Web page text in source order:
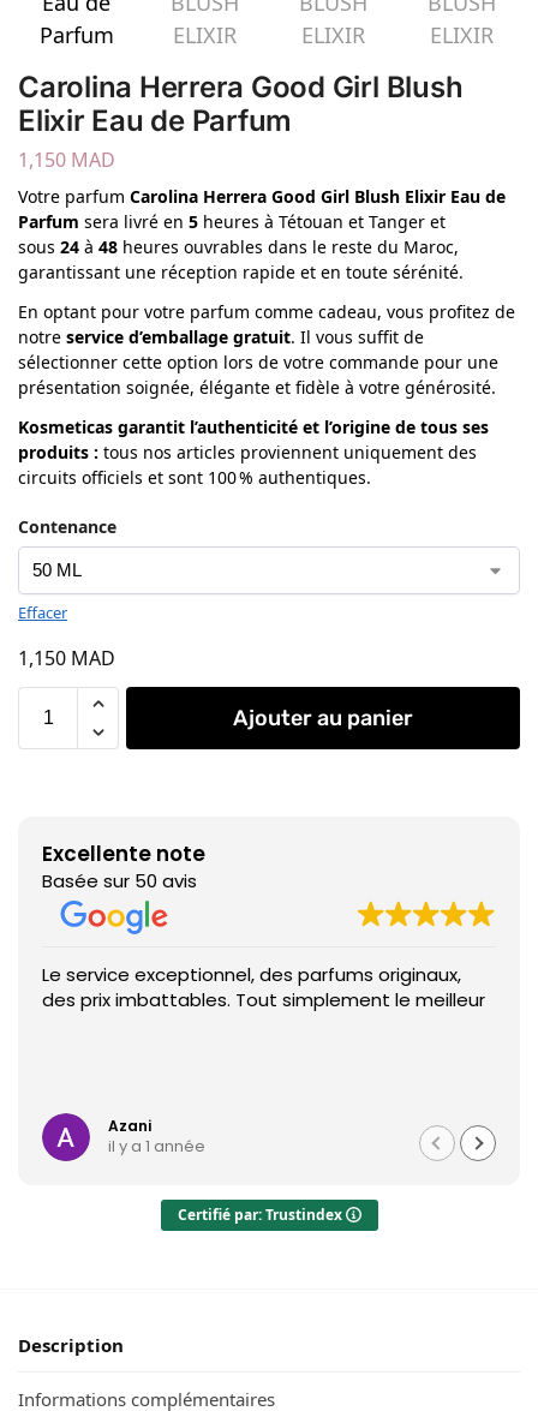
Carolina Herrera Good Girl Blush
Elixir Eau de Parfum
1,150 MAD
Votre parfum Carolina Herrera Good Girl Blush Elixir Eau de
Parfum sera livré en 5 heures à Tétouan et Tanger et
sous 24 à 48 heures ouvrables dans le reste du Maroc,
garantissant une réception rapide et en toute sérénité.
En optant pour votre parfum comme cadeau, vous profitez de
notre service d’emballage gratuit. Il vous suffit de
sélectionner cette option lors de votre commande pour une
présentation soignée, élégante et fidèle à votre générosité.
Kosmeticas garantit l’authenticité et l’origine de tous ses
produits : tous nos articles proviennent uniquement des
circuits officiels et sont 100 % authentiques.
Contenance
Effacer
1,150 MAD
Ajouter au panier
Excellente note
Basée sur 50 avis
Le service exceptionnel, des parfums originaux,
des prix imbattables. Tout simplement le meilleur
Azani
il y a 1 année
Certifié par: Trustindex
Description
Informations complémentaires